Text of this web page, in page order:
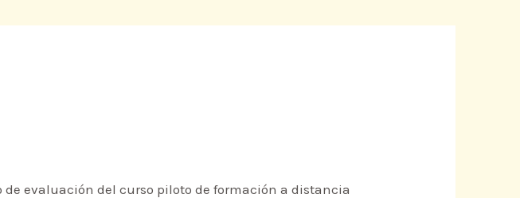
de evaluación del curso piloto de formación a distancia